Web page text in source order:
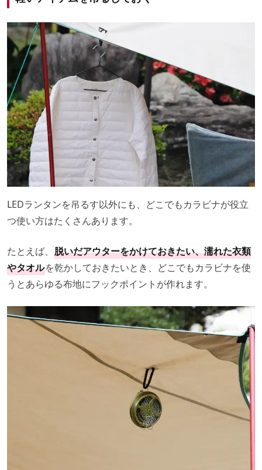
LEDランタンを吊るす以外にも、どこでもカラビナが役立
つ使い方はたくさんあります。
たとえば、 脱いだアウターをかけておきたい、濡れた衣類
やタオルを乾かしておきたいとき、どこでもカラビナを使
うとあらゆる布地にフックポイントが作れます。